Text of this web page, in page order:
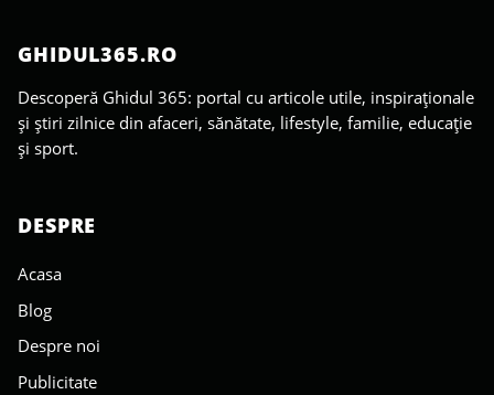
GHIDUL365.RO
Descoperă Ghidul 365: portal cu articole utile, inspiraționale
și știri zilnice din afaceri, sănătate, lifestyle, familie, educație
și sport.
DESPRE
Acasa
Blog
Despre noi
Publicitate